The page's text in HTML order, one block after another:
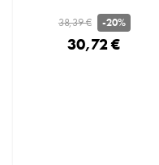
38,39 € -20%
30,72 €